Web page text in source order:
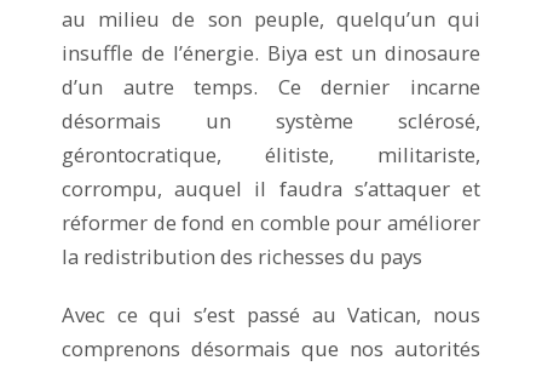
au milieu de son peuple, quelqu’un qui
insuffle de l’énergie. Biya est un dinosaure
d’un autre temps. Ce dernier incarne
désormais un système sclérosé,
gérontocratique, élitiste, militariste,
corrompu, auquel il faudra s’attaquer et
réformer de fond en comble pour améliorer
la redistribution des richesses du pays
Avec ce qui s’est passé au Vatican, nous
comprenons désormais que nos autorités